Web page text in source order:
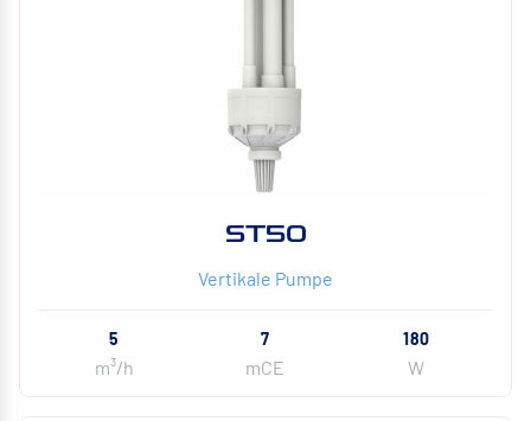
ST50
Vertikale Pumpe
5
m³/h
7
mCE
180
W